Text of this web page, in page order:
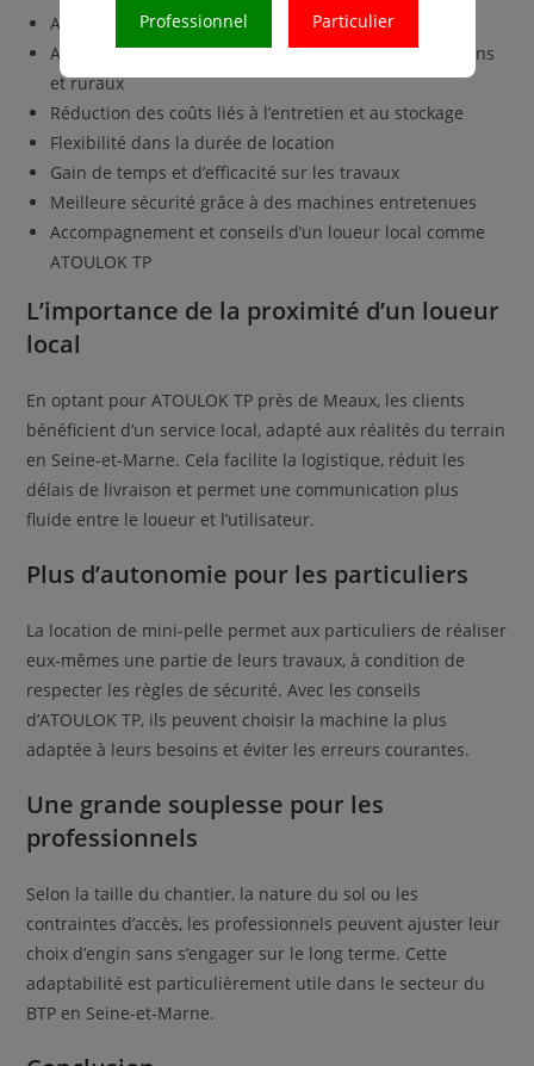
Accès à un matériel performant sans achat coûteux
Adaptation facile aux contraintes des chantiers urbains
et ruraux
Réduction des coûts liés à l’entretien et au stockage
Flexibilité dans la durée de location
Gain de temps et d’efficacité sur les travaux
Meilleure sécurité grâce à des machines entretenues
Accompagnement et conseils d’un loueur local comme
ATOULOK TP
L’importance de la proximité d’un loueur
local
En optant pour ATOULOK TP près de Meaux, les clients
bénéficient d’un service local, adapté aux réalités du terrain
en Seine-et-Marne. Cela facilite la logistique, réduit les
délais de livraison et permet une communication plus
fluide entre le loueur et l’utilisateur.
Plus d’autonomie pour les particuliers
La location de mini-pelle permet aux particuliers de réaliser
eux-mêmes une partie de leurs travaux, à condition de
respecter les règles de sécurité. Avec les conseils
d’ATOULOK TP, ils peuvent choisir la machine la plus
adaptée à leurs besoins et éviter les erreurs courantes.
Une grande souplesse pour les
professionnels
Selon la taille du chantier, la nature du sol ou les
contraintes d’accès, les professionnels peuvent ajuster leur
choix d’engin sans s’engager sur le long terme. Cette
adaptabilité est particulièrement utile dans le secteur du
BTP en Seine-et-Marne.
Professionnel Particulier